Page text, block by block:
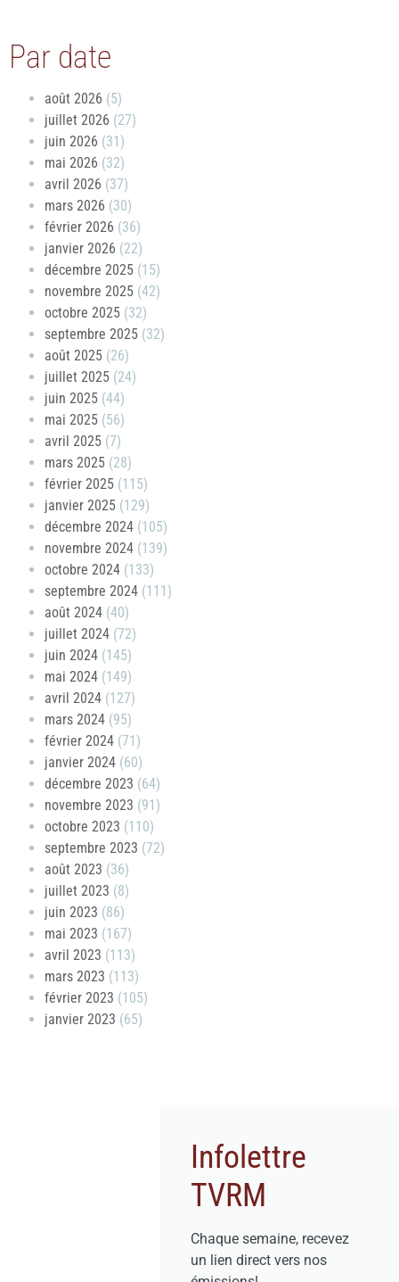
Par date
août 2026 (5)
juillet 2026 (27)
juin 2026 (31)
mai 2026 (32)
avril 2026 (37)
mars 2026 (30)
février 2026 (36)
janvier 2026 (22)
décembre 2025 (15)
novembre 2025 (42)
octobre 2025 (32)
septembre 2025 (32)
août 2025 (26)
juillet 2025 (24)
juin 2025 (44)
mai 2025 (56)
avril 2025 (7)
mars 2025 (28)
février 2025 (115)
janvier 2025 (129)
décembre 2024 (105)
novembre 2024 (139)
octobre 2024 (133)
septembre 2024 (111)
août 2024 (40)
juillet 2024 (72)
juin 2024 (145)
mai 2024 (149)
avril 2024 (127)
mars 2024 (95)
février 2024 (71)
janvier 2024 (60)
décembre 2023 (64)
novembre 2023 (91)
octobre 2023 (110)
septembre 2023 (72)
août 2023 (36)
juillet 2023 (8)
juin 2023 (86)
mai 2023 (167)
avril 2023 (113)
mars 2023 (113)
février 2023 (105)
janvier 2023 (65)
Infolettre
TVRM
Chaque semaine, recevez
un lien direct vers nos